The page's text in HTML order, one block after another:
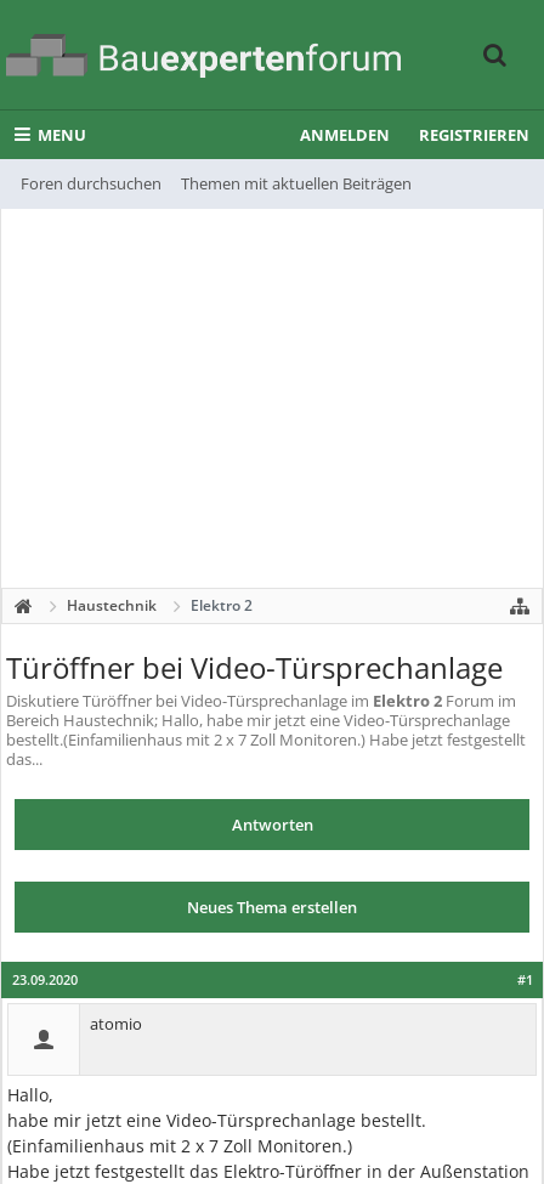
MENU
Foren durchsuchen Themen mit aktuellen Beiträgen
ANMELDEN REGISTRIEREN
Haustechnik Elektro 2
Türöffner bei Video-Türsprechanlage
DiskutiereTüröffner bei Video-Türsprechanlage im Elektro 2 Forum im
Bereich Haustechnik; Hallo, habe mir jetzt eine Video-Türsprechanlage
bestellt.(Einfamilienhaus mit 2 x 7 Zoll Monitoren.) Habe jetzt festgestellt
das...
Antworten
Neues Thema erstellen
#1
23.09.2020
atomio
Hallo,
habe mir jetzt eine Video-Türsprechanlage bestellt.
(Einfamilienhaus mit 2 x 7 Zoll Monitoren.)
Habe jetzt festgestellt das Elektro-Türöffner in der Außenstation